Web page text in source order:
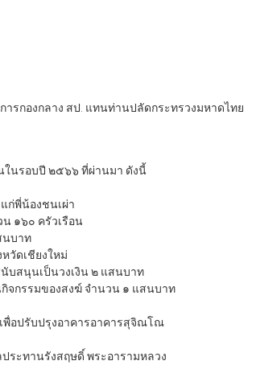
รกองกลาง สป. แทนท่านปลัดกระทรวงมหาดไทย
ในรอบปี ๒๕๖๖ ที่ผ่านมา ดังนี้
ก่พี่น้องชนเผ่า
๑๖๐ ครัวเรือน
นบาท
วัดเชียงใหม่
บสนุนเป็นวงเงิน ๒ แสนบาท
จกรรมของสงฆ์ จำนวน ๑ แสนบาท
พื่อปรับปรุงอาคารอาคารสุจิณโณ
ระทานรังสฤษดิ์ พระอารามหลวง